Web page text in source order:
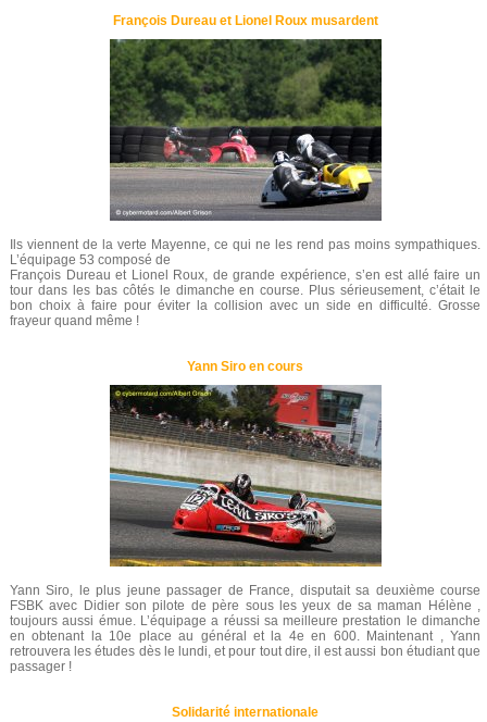
François Dureau et Lionel Roux musardent
Ils viennent de la verte Mayenne, ce qui ne les rend pas moins sympathiques.
L’équipage 53 composé de
François Dureau et Lionel Roux, de grande expérience, s’en est allé faire un
tour dans les bas côtés le dimanche en course. Plus sérieusement, c’était le
bon choix à faire pour éviter la collision avec un side en difficulté. Grosse
frayeur quand même !
Yann Siro en cours
Yann Siro, le plus jeune passager de France, disputait sa deuxième course
FSBK avec Didier son pilote de père sous les yeux de sa maman Hélène ,
toujours aussi émue. L’équipage a réussi sa meilleure prestation le dimanche
en obtenant la 10e place au général et la 4e en 600. Maintenant , Yann
retrouvera les études dès le lundi, et pour tout dire, il est aussi bon étudiant que
passager !
Solidarité internationale